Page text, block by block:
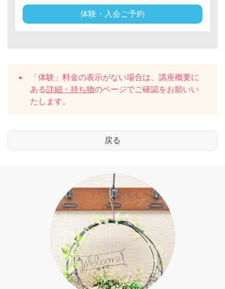
体験・入会ご予約
「体験」料金の表示がない場合は、講座概要に
ある詳細・持ち物のページでご確認をお願いい
たします。